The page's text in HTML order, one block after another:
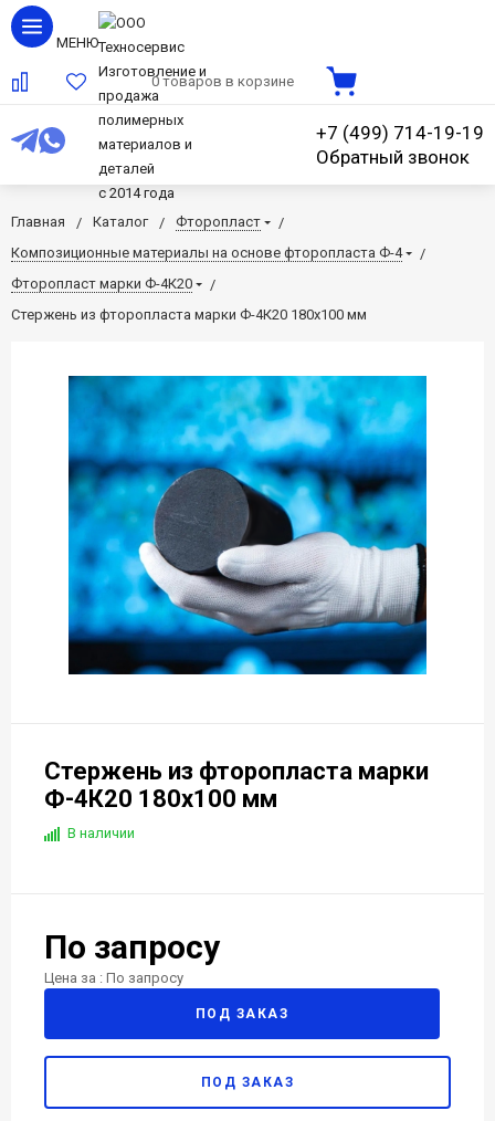
МЕНЮ
Изготовление и
продажа
полимерных
материалов и
деталей
c 2014 года
0 товаров в корзине
+7 (499) 714-19-19
Обратный звонок
Главная Каталог
Фторопласт
Композиционные материалы на основе фторопласта Ф-4
Фторопласт марки Ф-4К20
Стержень из фторопласта марки Ф-4К20 180x100 мм
Стержень из фторопласта марки
Ф-4К20 180x100 мм
В наличии
По запросу
Цена за : По запросу
ПОД ЗАКАЗ
ПОД ЗАКАЗ